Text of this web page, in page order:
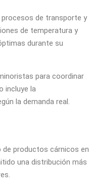
de transporte y
de temperatura y
durante su
para coordinar
incluye la
la demanda real.
de productos cárnicos en
una distribución más